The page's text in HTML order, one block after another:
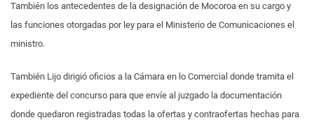
También los antecedentes de la designación de Mocoroa en su cargo y
las funciones otorgadas por ley para el Ministerio de Comunicaciones el
ministro.
También Lijo dirigió oficios a la Cámara en lo Comercial donde tramita el
expediente del concurso para que envíe al juzgado la documentación
donde quedaron registradas todas la ofertas y contraofertas hechas para